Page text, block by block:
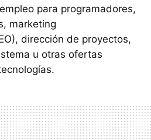
para programadores,
marketing
dirección de proyectos,
u otras ofertas